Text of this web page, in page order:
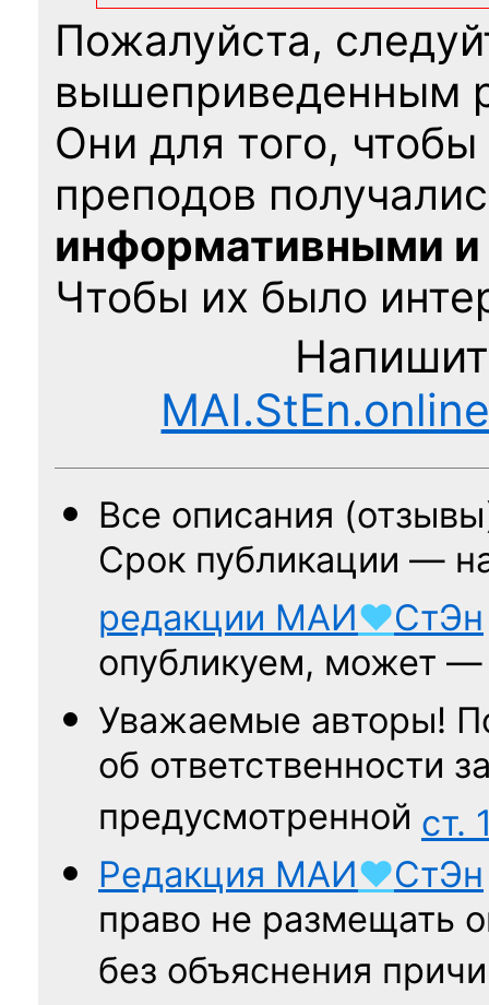
Пожалуйста,
вышеприведенным
Они для того,
преподов
информативными
Чтобы их было
Все описания
Срок публикации —
редакции МАИ♥СтЭн
опубликуем, может
Уважаемые авторы!
об ответственности
предусмотренной ст.
Редакция МАИ♥СтЭн
право не размещать
без объяснения